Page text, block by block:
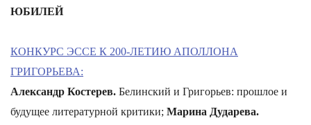
ЮБИЛЕЙ
КОНКУРС ЭССЕ К 200-ЛЕТИЮ АПОЛЛОНА
ГРИГОРЬЕВА:
Александр Костерев. Белинский и Григорьев: прошлое и
будущее литературной критики; Марина Дударева.